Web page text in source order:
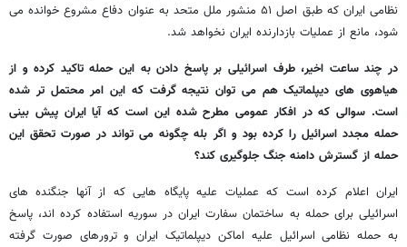
نظامی ایران که طبق اصل ۵۱ منشور ملل متحد به عنوان دفاع مشروع خوانده می
شود، مانع از عملیات بازدارنده ایران نخواهد شد.
در چند ساعت اخیر، طرف اسرائیلی بر پاسخ دادن به این حمله تاکید کرده و از
هیاهوی های دیپلماتیک هم می توان نتیجه گرفت که این امر محتمل تر شده
است. سوالی که در افکار عمومی مطرح شده این است که آیا ایران پیش بینی
حمله مجدد اسرائیل را کرده بود و اگر بله چگونه می تواند در صورت تحقق این
حمله از گسترش دامنه جنگ جلوگیری کند؟
ایران اعلام کرده است که عملیات علیه پایگاه هایی که از آنها جنگنده های
اسرائیلی برای حمله به ساختمان سفارت ایران در سوریه استفاده کرده اند، پاسخ
به حمله نظامی اسرائیل علیه اماکن دیپلماتیک ایران و ترورهای صورت گرفته